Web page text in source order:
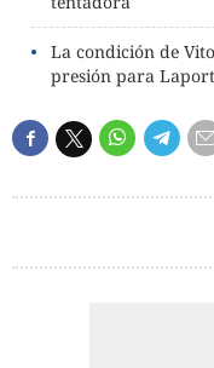
La condición de
presión para